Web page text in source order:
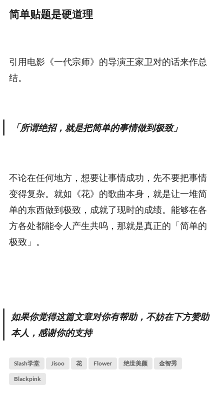
简单贴题是硬道理
引用电影《一代宗师》的导演王家卫对的话来作总
结。
「所谓绝招，就是把简单的事情做到极致」
不论在任何地方，想要让事情成功，先不要把事情
变得复杂。就如《花》的歌曲本身，就是让一堆简
单的东西做到极致，成就了现时的成绩。能够在各
方各处都能令人产生共呜，那就是真正的「简单的
极致」。
如果你觉得这篇文章对你有帮助，不妨在下方赞助
本人，感谢你的支持
Slash学堂 Jisoo 花 Flower 绝世美颜 金智秀
Blackpink